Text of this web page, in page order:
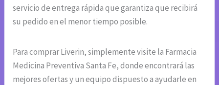
servicio de entrega rápida que garantiza que recibirá
su pedido en el menor tiempo posible.
Para comprar Liverin, simplemente visite la Farmacia
Medicina Preventiva Santa Fe, donde encontrará las
mejores ofertas y un equipo dispuesto a ayudarle en